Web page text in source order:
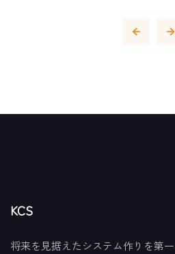
KCS
将来を見据えたシステム作りを第